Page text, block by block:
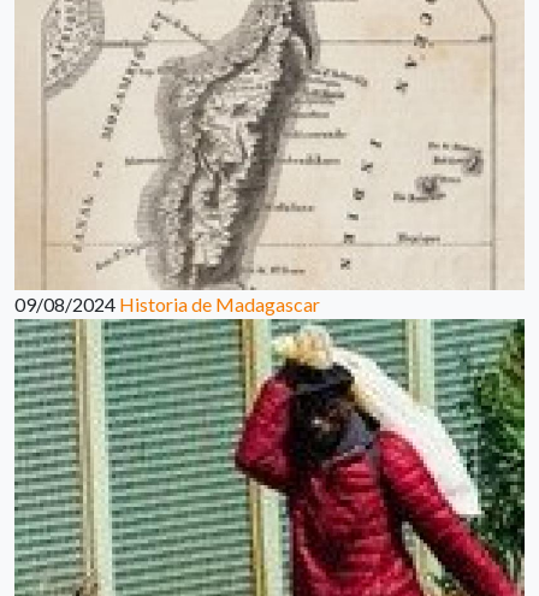
09/08/2024 Historia de Madagascar